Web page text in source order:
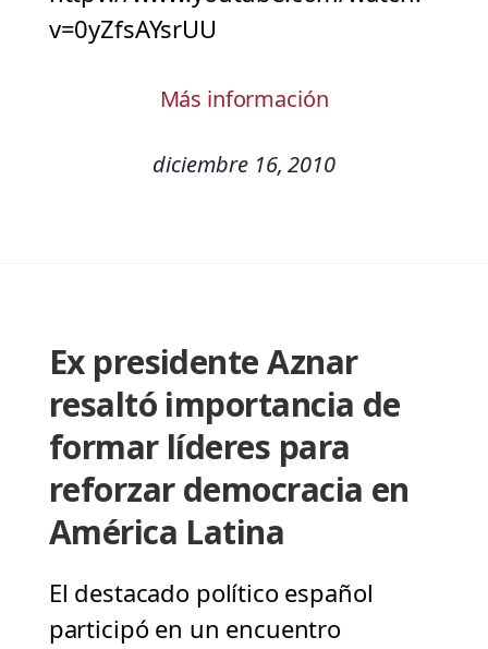
v=0yZfsAYsrUU
Más información
diciembre 16, 2010
Ex presidente Aznar
resaltó importancia de
formar líderes para
reforzar democracia en
América Latina
El destacado político español
participó en un encuentro